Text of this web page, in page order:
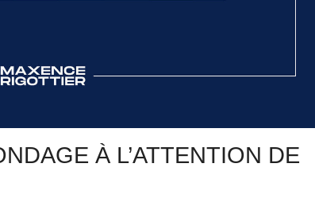
À L’ATTENTION DE